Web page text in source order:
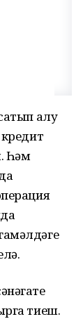
алу
Һәм
тиеш.